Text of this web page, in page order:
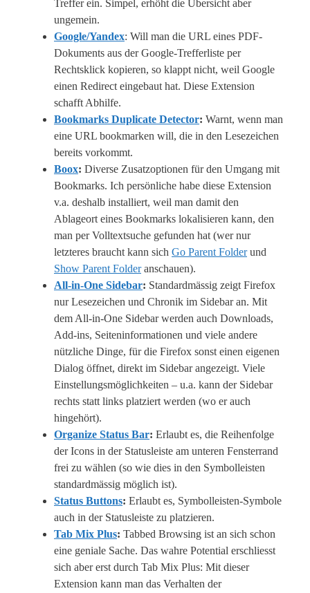
Treffer ein. Simpel, erhöht die Übersicht aber
ungemein.
Google/Yandex: Will man die URL eines PDF-
Dokuments aus der Google-Trefferliste per
Rechtsklick kopieren, so klappt nicht, weil Google
einen Redirect eingebaut hat. Diese Extension
schafft Abhilfe.
Bookmarks Duplicate Detector: Warnt, wenn man
eine URL bookmarken will, die in den Lesezeichen
bereits vorkommt.
Boox: Diverse Zusatzoptionen für den Umgang mit
Bookmarks. Ich persönliche habe diese Extension
v.a. deshalb installiert, weil man damit den
Ablageort eines Bookmarks lokalisieren kann, den
man per Volltextsuche gefunden hat (wer nur
letzteres braucht kann sich Go Parent Folderund
Show Parent Folderanschauen).
All-in-One Sidebar: Standardmässig zeigt Firefox
nur Lesezeichen und Chronik im Sidebar an. Mit
dem All-in-One Sidebar werden auch Downloads,
Add-ins, Seiteninformationen und viele andere
nützliche Dinge, für die Firefox sonst einen eigenen
Dialog öffnet, direkt im Sidebar angezeigt. Viele
Einstellungsmöglichkeiten – u.a. kann der Sidebar
rechts statt links platziert werden (wo er auch
hingehört).
Organize Status Bar: Erlaubt es, die Reihenfolge
der Icons in der Statusleiste am unteren Fensterrand
frei zu wählen (so wie dies in den Symbolleisten
standardmässig möglich ist).
Status Buttons: Erlaubt es, Symbolleisten-Symbole
auch in der Statusleiste zu platzieren.
Tab Mix Plus: Tabbed Browsing ist an sich schon
eine geniale Sache. Das wahre Potential erschliesst
sich aber erst durch Tab Mix Plus: Mit dieser
Extension kann man das Verhalten der